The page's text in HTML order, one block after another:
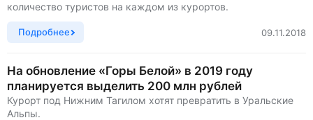
количество туристов на каждом из курортов.
Подробнее 09.11.2018
На обновление «Горы Белой» в 2019 году
планируется выделить 200 млн рублей
Курорт под Нижним Тагилом хотят превратить в Уральские
Альпы.